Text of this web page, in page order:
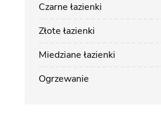
Czarne łazienki
Złote łazienki
Miedziane łazienki
Ogrzewanie